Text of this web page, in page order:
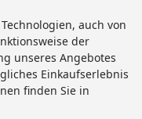
auch von
der
unseres Angebotes
Einkaufserlebnis
finden Sie in